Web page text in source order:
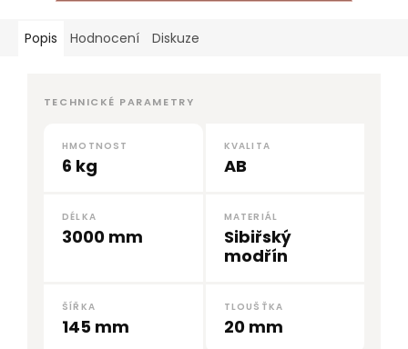
Popis Hodnocení Diskuze
TECHNICKÉ PARAMETRY
HMOTNOST
6 kg
KVALITA
AB
DÉLKA
3000 mm
MATERIÁL
Sibiřský
modřín
ŠÍŘKA
145 mm
TLOUŠŤKA
20 mm